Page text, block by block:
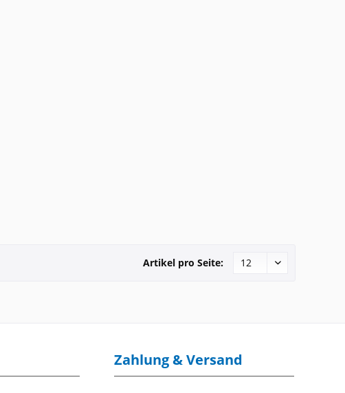
Artikel pro Seite:
Zahlung & Versand